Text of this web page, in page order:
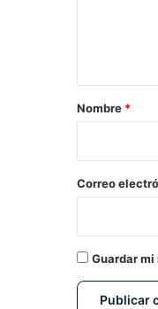
r
*
Nombre *
Correo
Guardar